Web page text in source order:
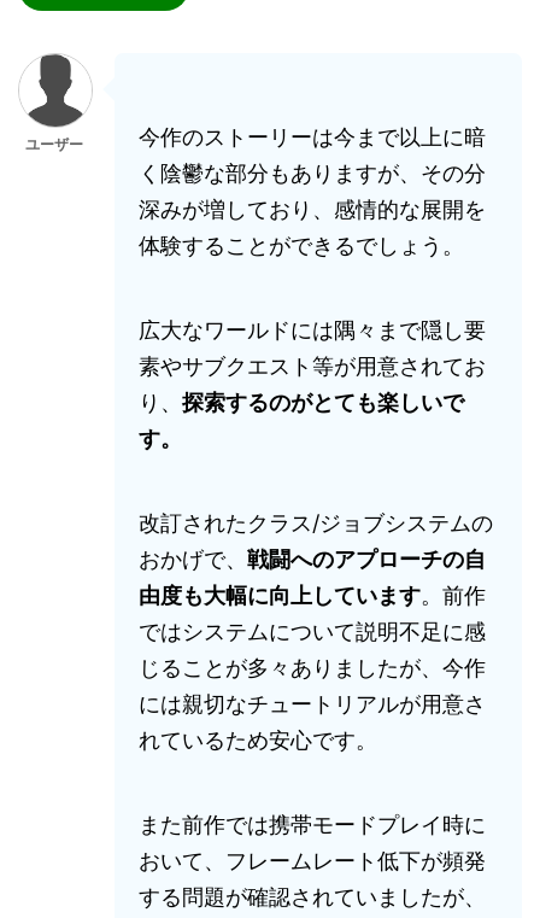
ユーザー
今作のストーリーは今まで以上に暗
く陰鬱な部分もありますが、その分
深みが増しており、感情的な展開を
体験することができるでしょう。
広大なワールドには隅々まで隠し要
素やサブクエスト等が用意されてお
り、 探索するのがとても楽しいで
す。
改訂されたクラス/ジョブシステムの
おかげで、 戦闘へのアプローチの自
由度も大幅に向上しています。前作
ではシステムについて説明不足に感
じることが多々ありましたが、今作
には親切なチュートリアルが用意さ
れているため安心です。
また前作では携帯モードプレイ時に
おいて、フレームレート低下が頻発
する問題が確認されていましたが、